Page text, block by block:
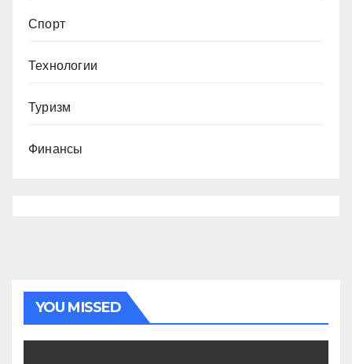
Спорт
Технологии
Туризм
Финансы
YOU MISSED